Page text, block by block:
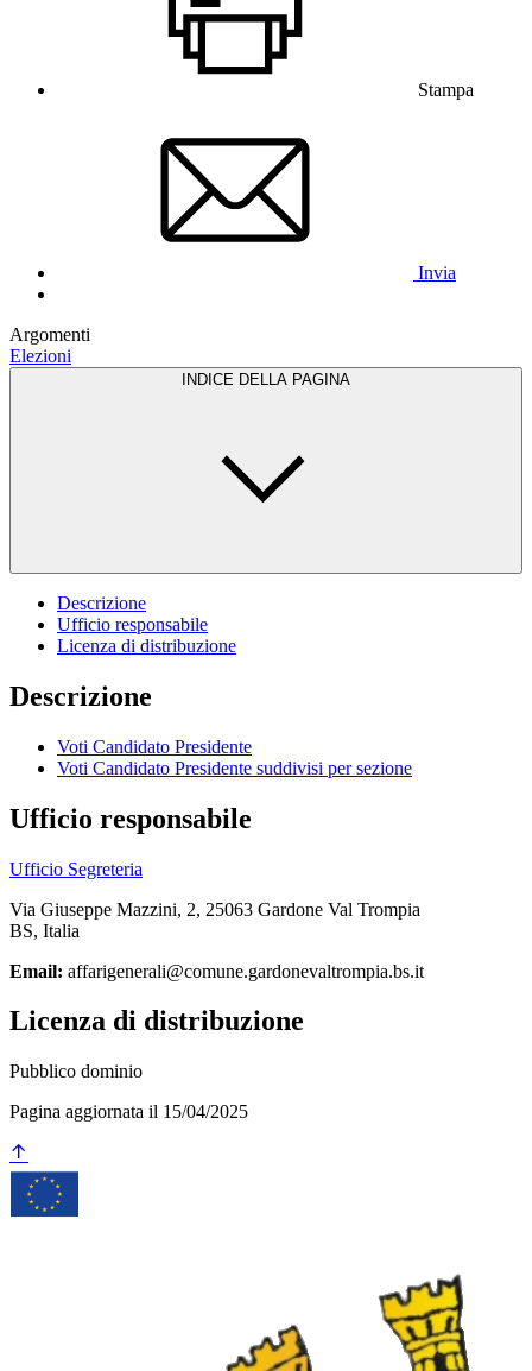
Stampa
Invia
Argomenti
Elezioni
INDICE DELLA PAGINA
Descrizione
Ufficio responsabile
Licenza di distribuzione
Descrizione
Voti Candidato Presidente
Voti Candidato Presidente suddivisi per sezione
Ufficio responsabile
Ufficio Segreteria
Via Giuseppe Mazzini, 2, 25063 Gardone Val Trompia
BS, Italia
Email: affarigenerali@comune.gardonevaltrompia.bs.it
Licenza di distribuzione
Pubblico dominio
Pagina aggiornata il 15/04/2025